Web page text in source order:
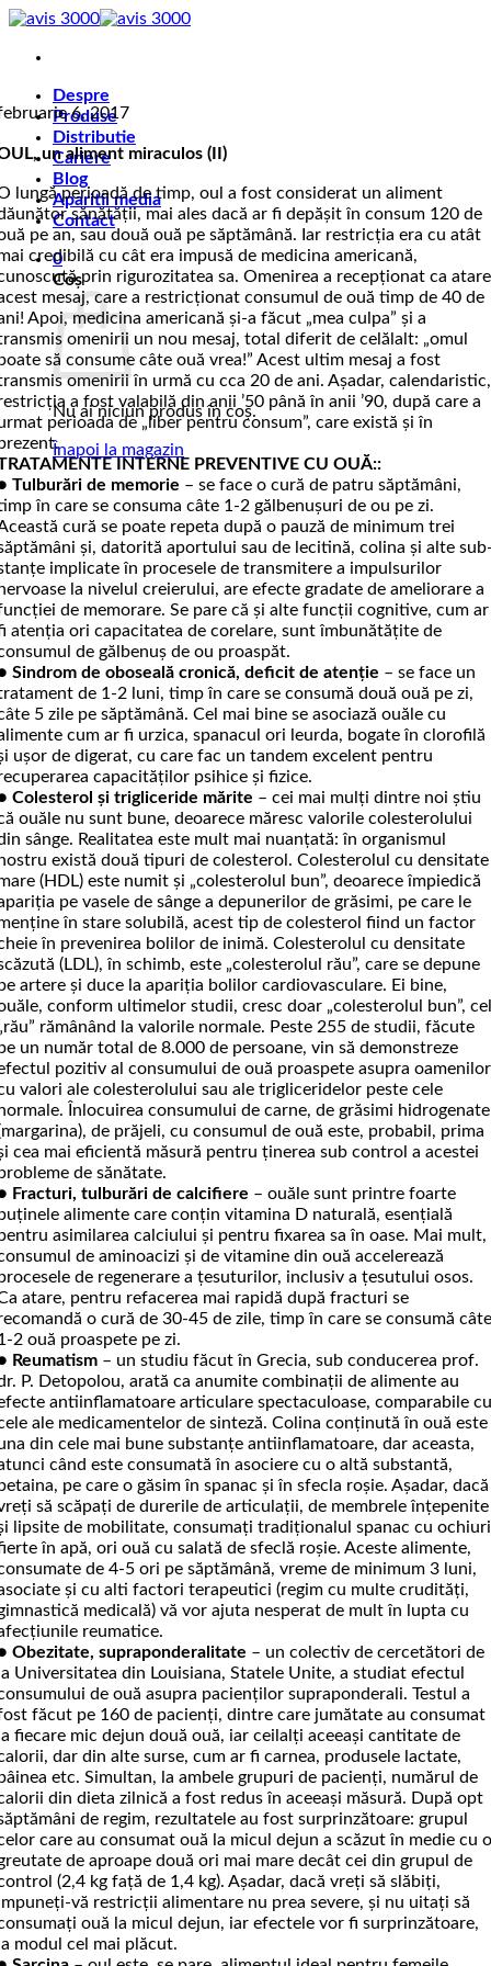
Skip
content
Despre
Produse
Distributie
Cariere
Blog
Aparitii media
Contact
0
Coș
Nu ai niciun produs în coș.
Înapoi la magazin
6, 2017
un aliment miraculos (II)
lungă perioadă de timp, oul a fost considerat un aliment
sănătăţii, mai ales dacă ar fi depăşit în consum 120 de
pe an, sau două ouă pe săptămână. Iar restricţia era cu atât
credibilă cu cât era impusă de medicina americană,
prin rigurozitatea sa. Omenirea a recepţionat ca atare
mesaj, care a restricţionat consumul de ouă timp de 40 de
Apoi, medicina americană şi-a făcut „mea culpa” şi a
omenirii un nou mesaj, total diferit de celălalt: „omul
să consume câte ouă vrea!” Acest ultim mesaj a fost
omenirii în urmă cu cca 20 de ani. Aşadar, calendaristic,
a fost valabilă din anii ’50 până în anii ’90, după care a
perioada de „liber pentru consum”, care există şi în
INTERNE PREVENTIVE CU OUĂ::
Tulburări de memorie – se face o cură de patru săptămâni,
în care se consuma câte 1-2 gălbenușuri de ou pe zi.
cură se poate re­peta după o pauză de minimum trei
și, datorită aportului sau de lecitină, colina și alte
implicate în procesele de transmitere a impulsurilor
la nivelul creierului, are efec­te gradate de ameliorare a
de memorare. Se pare că și alte funcții cognitive, cum ar
atenția ori capacitatea de corelare, sunt îmbunătățite de
de gălbenuș de ou proaspăt.
Sindrom de oboseală cronică, deficit de atenție – se face un
de 1-2 luni, timp în care se consumă două ouă pe zi,
5 zile pe săptămână. Cel mai bine se asociază ouăle cu
cum ar fi urzica, spanacul ori leurda, bo­gate în clorofilă
ușor de digerat, cu care fac un tandem excelent pentru
capaci­tăților psihice și fizice.
Colesterol și trigliceride mărite – cei mai mulți dintre noi știu
ouăle nu sunt bune, deoarece măresc valorile colesterolului
sânge. Realitatea este mult mai nuanțată: în organismul
există două tipuri de colesterol. Coles­terolul cu densitate
(HDL) este numit și „colesterolul bun”, deoarece împiedică
pe vasele de sânge a depunerilor de grăsimi, pe care le
în stare solubilă, acest tip de colesterol fiind un factor
în prevenirea bolilor de inimă. Colesterolul cu densitate
(LDL), în schimb, este „colesterolul rău”, care se depune
artere și duce la apariția bolilor cardiovasculare. Ei bine,
conform ultimelor studii, cresc doar „colesterolul bun”,
rămânând la valorile normale. Peste 255 de studii, făcute
un număr total de 8.000 de persoane, vin să demonstreze
pozitiv al consumului de ouă proaspete asupra oamenilor
valori ale colesterolului sau ale trigliceridelor peste cele
Înlocuirea consumului de carne, de grăsimi hidrogenate
de prăjeli, cu consumul de ouă este, probabil, prima
cea mai eficientă măsură pentru ținerea sub control a acestei
de sănătate.
Fracturi, tulburări de calcifiere – ouăle sunt printre foarte
alimente care conțin vitamina D naturală, esențială
asimilarea calciului și pentru fixarea sa în oase. Mai mult,
de aminoacizi și de vitamine din ouă accelerează
de regenerare a țesuturilor, inclusiv a țesutului osos.
atare, pentru refacerea mai rapidă după fracturi se
o cură de 30-45 de zile, timp în care se consumă
2 ouă proaspete pe zi.
Reumatism – un studiu făcut în Grecia, sub conducerea prof.
P. Detopolou, arată ca anu­mite combinații de alimente au
antiinflamatoare articulare spectaculoase, comparabile
ale medicamentelor de sinteză. Colina con­ținută în ouă este
din cele mai bune substanțe antiinflamatoare, dar aceasta,
când este consumată în asociere cu o altă substantă,
pe care o găsim în spanac și în sfecla roșie. Așa­dar, dacă
să scăpați de durerile de articulații, de membrele înțepenite
lipsite de mobilitate, consumați tradiționalul spanac cu ochiuri
în apă, ori ouă cu salată de sfeclă roșie. Aceste alimente,
de 4-5 ori pe săptămână, vreme de minimum 3 luni,
și cu alti factori terapeutici (regim cu multe crudități,
medicală) vă vor ajuta nesperat de mult în lupta cu
reumatice.
Obezitate, supraponderalitate – un colectiv de cercetători de
Universitatea din Louisiana, Statele Unite, a studiat efectul
de ouă asupra pacienților supraponderali. Testul a
făcut pe 160 de pacienți, dintre care jumătate au con­sumat
fiecare mic dejun două ouă, iar ceilalți aceeași cantitate de
dar din alte surse, cum ar fi carnea, produsele lactate,
etc. Simultan, la ambele grupuri de pacienți, numărul de
din dieta zilnică a fost redus în aceeași măsură. După opt
de regim, rezultatele au fost surprinzătoare: grupul
care au consumat ouă la micul dejun a scăzut în medie cu
de aproape două ori mai mare decât cei din grupul de
(2,4 kg față de 1,4 kg). Așadar, dacă vreți să slăbiți,
vă restricții alimentare nu prea severe, și nu uitați să
ouă la micul dejun, iar efectele vor fi surprinzătoare,
modul cel mai plăcut.